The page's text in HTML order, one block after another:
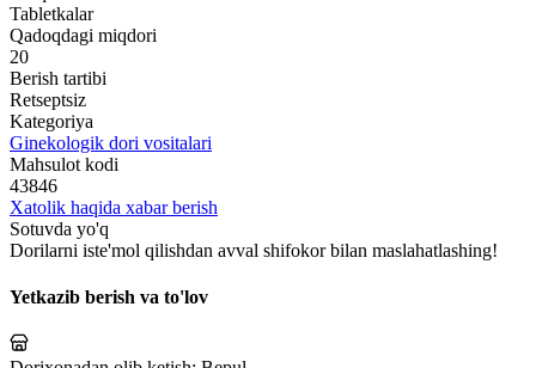
Tabletkalar
Qadoqdagi miqdori
20
Berish tartibi
Retseptsiz
Kategoriya
Ginekologik dori vositalari
Mahsulot kodi
43846
Xatolik haqida xabar berish
Sotuvda yo'q
Dorilarni iste'mol qilishdan avval shifokor bilan maslahatlashing!
Yetkazib berish va to'lov